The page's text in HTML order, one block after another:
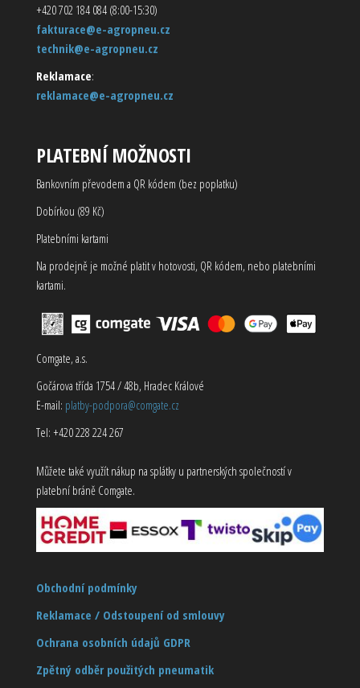
+420 702 184 084 (8:00-15:30)
fakturace@e-agropneu.cz
technik@e-agropneu.cz
Reklamace:
reklamace@e-agropneu.cz
PLATEBNÍ MOŽNOSTI
Bankovním převodem a QR kódem (bez poplatku)
Dobírkou (89 Kč)
Platebními kartami
Na prodejně je možné platit v hotovosti, QR kódem, nebo platebními
kartami.
Comgate, a.s.
Gočárova třída 1754 / 48b, Hradec Králové
E-mail: platby-podpora@comgate.cz
Tel: +420 228 224 267
Můžete také využít nákup na splátky u partnerských společností v
platební bráně Comgate.
Obchodní podmínky
Reklamace / Odstoupení od smlouvy
Ochrana osobních údajů GDPR
Zpětný odběr použitých pneumatik